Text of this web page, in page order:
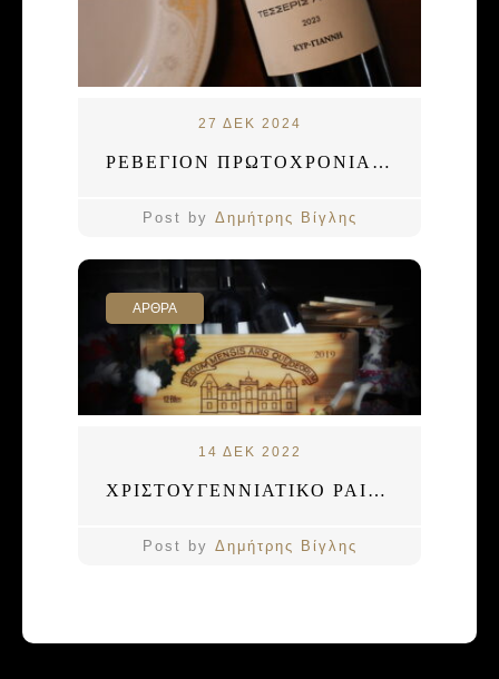
27 ΔΕΚ 2024
ΡΕΒΕΓΙΟΝ ΠΡΩΤΟΧΡΟΝΙΑΣ: ΤΙ ΠΙΝΟΥΜΕ;
Post by Δημήτρης Βίγλης
ΑΡΘΡΑ
14 ΔΕΚ 2022
ΧΡΙΣΤΟΥΓΕΝΝΙΑΤΙΚΟ PAIRING
Post by Δημήτρης Βίγλης